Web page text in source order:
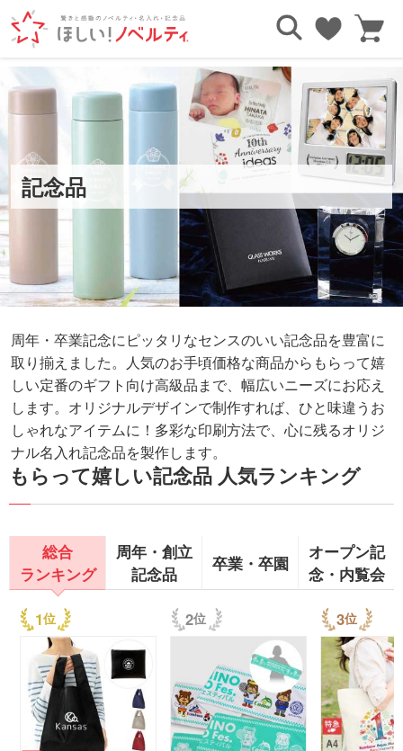
TOP
記念品
周年・卒業記念にピッタリなセンスのいい記念品を豊富に
取り揃えました。人気のお手頃価格な商品からもらって嬉
しい定番のギフト向け高級品まで、幅広いニーズにお応え
します。オリジナルデザインで制作すれば、ひと味違うお
しゃれなアイテムに！多彩な印刷方法で、心に残るオリジ
ナル名入れ記念品を製作します。
もらって嬉しい記念品 人気ランキング
総合
ランキング
周年・創立
記念品
卒業・卒園
オープン記
念・内覧会
1 2 3